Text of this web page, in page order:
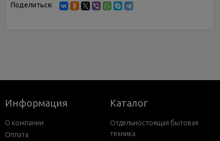
Поделиться:
Информация
О компании
Оплата
Каталог
Отдельностоящая бытовая
техника